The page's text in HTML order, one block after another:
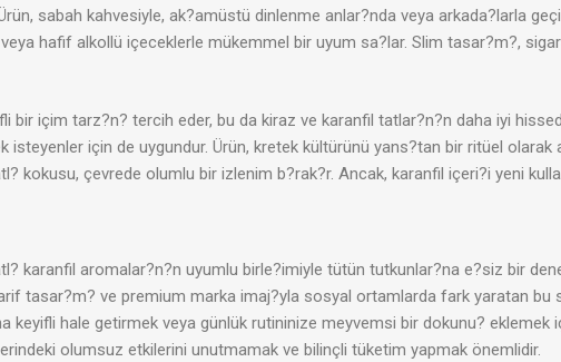
sabah kahvesiyle, ak?amüstü dinlenme anlar?nda veya arkada?larla
hafif alkollü içeceklerle mükemmel bir uyum sa?lar. Slim tasar?m?,
bir içim tarz?n? tercih eder, bu da kiraz ve karanfil tatlar?n?n daha iyi
için de uygundur. Ürün, kretek kültürünü yans?tan bir ritüel olarak
kokusu, çevrede olumlu bir izlenim b?rak?r. Ancak, karanfil içeri?i yeni
karanfil aromalar?n?n uyumlu birle?imiyle tütün tutkunlar?na e?siz bir
tasar?m? ve premium marka imaj?yla sosyal ortamlarda fark yaratan bu
hale getirmek veya günlük rutininize meyvemsi bir dokunu? eklemek
olumsuz etkilerini unutmamak ve bilinçli tüketim yapmak önemlidir.